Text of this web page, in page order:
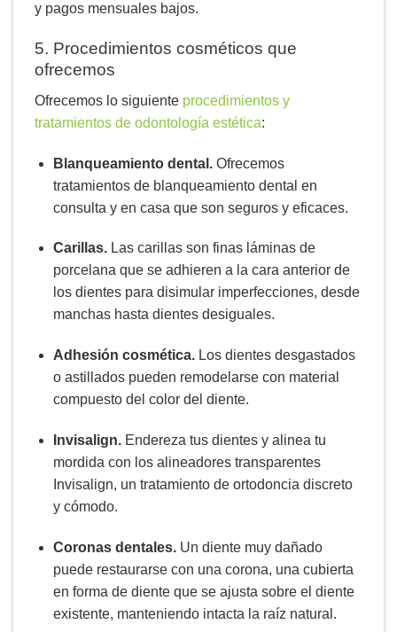
y pagos mensuales bajos.
5. Procedimientos cosméticos que
ofrecemos
Ofrecemos lo siguiente procedimientos y
tratamientos de odontología estética:
Blanqueamiento dental. Ofrecemos
tratamientos de blanqueamiento dental en
consulta y en casa que son seguros y eficaces.
Carillas. Las carillas son finas láminas de
porcelana que se adhieren a la cara anterior de
los dientes para disimular imperfecciones, desde
manchas hasta dientes desiguales.
Adhesión cosmética. Los dientes desgastados
o astillados pueden remodelarse con material
compuesto del color del diente.
Invisalign. Endereza tus dientes y alinea tu
mordida con los alineadores transparentes
Invisalign, un tratamiento de ortodoncia discreto
y cómodo.
Coronas dentales. Un diente muy dañado
puede restaurarse con una corona, una cubierta
en forma de diente que se ajusta sobre el diente
existente, manteniendo intacta la raíz natural.